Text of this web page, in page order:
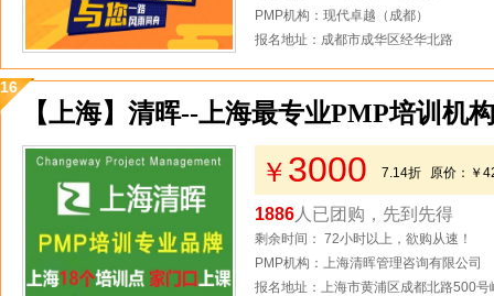
PMP机构：现代卓越（成都）
报名地址：成都市成华区经华北路
16
【上海】清晖--上海最专业PMP培训机
￥ 3000 7.14折 原价： ￥
1886 人已团购，先到先得
剩余时间： 72小时以上，欲购从速！
PMP机构：上海清晖管理咨询有限公司
报名地址：上海市黄浦区成都北路500